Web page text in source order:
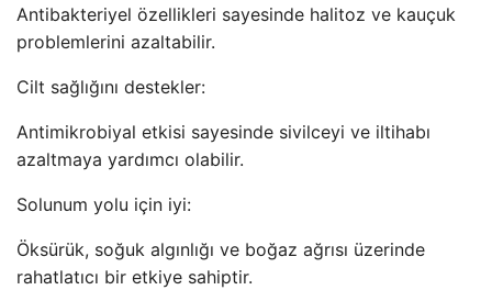
Antibakteriyel özellikleri sayesinde halitoz ve kauçuk
problemlerini azaltabilir.
Cilt sağlığını destekler:
Antimikrobiyal etkisi sayesinde sivilceyi ve iltihabı
azaltmaya yardımcı olabilir.
Solunum yolu için iyi:
Öksürük, soğuk algınlığı ve boğaz ağrısı üzerinde
rahatlatıcı bir etkiye sahiptir.